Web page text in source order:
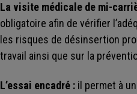
La visite médicale de mi-
obligatoire afin de vérifier
les risques de désinsertion
travail ainsi que sur la
L’essai encadré : il permet à